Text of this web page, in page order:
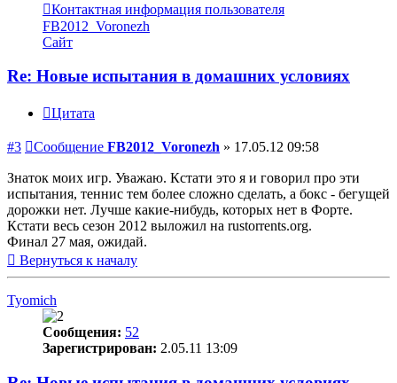
Контактная информация пользователя
FB2012_Voronezh
Сайт
Re: Новые испытания в домашних условиях
Цитата
#3 Сообщение FB2012_Voronezh » 17.05.12 09:58
Знаток моих игр. Уважаю. Кстати это я и говорил про эти
испытания, теннис тем более сложно сделать, а бокс - бегущей
дорожки нет. Лучше какие-нибудь, которых нет в Форте.
Кстати весь сезон 2012 выложил на rustorrents.org.
Финал 27 мая, ожидай.
Вернуться к началу
Tyomich
Сообщения: 52
Зарегистрирован: 2.05.11 13:09